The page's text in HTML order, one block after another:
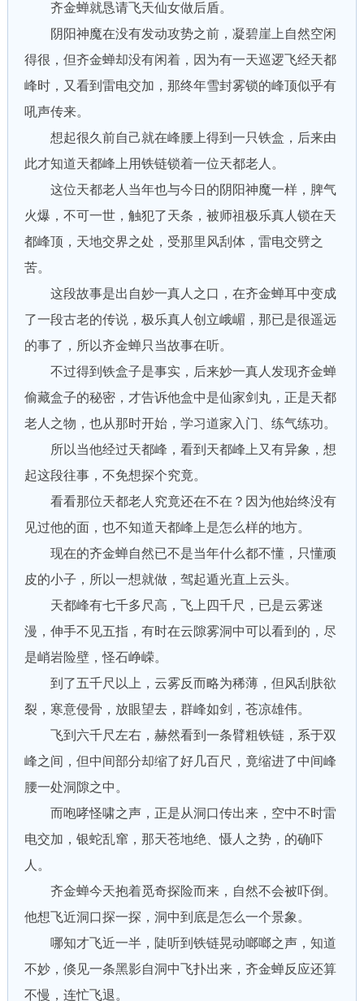
齐金蝉就恳请飞天仙女做后盾。
阴阳神魔在没有发动攻势之前，凝碧崖上自然空闲
得很，但齐金蝉却没有闲着，因为有一天巡逻飞经天都
峰时，又看到雷电交加，那终年雪封雾锁的峰顶似乎有
吼声传来。
想起很久前自己就在峰腰上得到一只铁盒，后来由
此才知道天都峰上用铁链锁着一位天都老人。
这位天都老人当年也与今日的阴阳神魔一样，脾气
火爆，不可一世，触犯了天条，被师祖极乐真人锁在天
都峰顶，天地交界之处，受那里风刮体，雷电交劈之
苦。
这段故事是出自妙一真人之口，在齐金蝉耳中变成
了一段古老的传说，极乐真人创立峨嵋，那已是很遥远
的事了，所以齐金蝉只当故事在听。
不过得到铁盒子是事实，后来妙一真人发现齐金蝉
偷藏盒子的秘密，才告诉他盒中是仙家剑丸，正是天都
老人之物，也从那时开始，学习道家入门、练气练功。
所以当他经过天都峰，看到天都峰上又有异象，想
起这段往事，不免想探个究竟。
看看那位天都老人究竟还在不在？因为他始终没有
见过他的面，也不知道天都峰上是怎么样的地方。
现在的齐金蝉自然已不是当年什么都不懂，只懂顽
皮的小子，所以一想就做，驾起遁光直上云头。
天都峰有七千多尺高，飞上四千尺，已是云雾迷
漫，伸手不见五指，有时在云隙雾洞中可以看到的，尽
是峭岩险壁，怪石峥嵘。
到了五千尺以上，云雾反而略为稀薄，但风刮肤欲
裂，寒意侵骨，放眼望去，群峰如剑，苍凉雄伟。
飞到六千尺左右，赫然看到一条臂粗铁链，系于双
峰之间，但中间部分却缩了好几百尺，竟缩进了中间峰
腰一处洞隙之中。
而咆哮怪啸之声，正是从洞口传出来，空中不时雷
电交加，银蛇乱窜，那天苍地绝、慑人之势，的确吓
人。
齐金蝉今天抱着觅奇探险而来，自然不会被吓倒。
他想飞近洞口探一探，洞中到底是怎么一个景象。
哪知才飞近一半，陡听到铁链晃动啷啷之声，知道
不妙，倏见一条黑影自洞中飞扑出来，齐金蝉反应还算
不慢，连忙飞退。